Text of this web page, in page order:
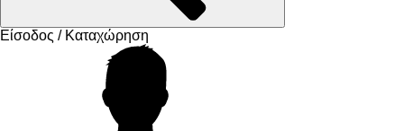
Είσοδος / Καταχώρηση